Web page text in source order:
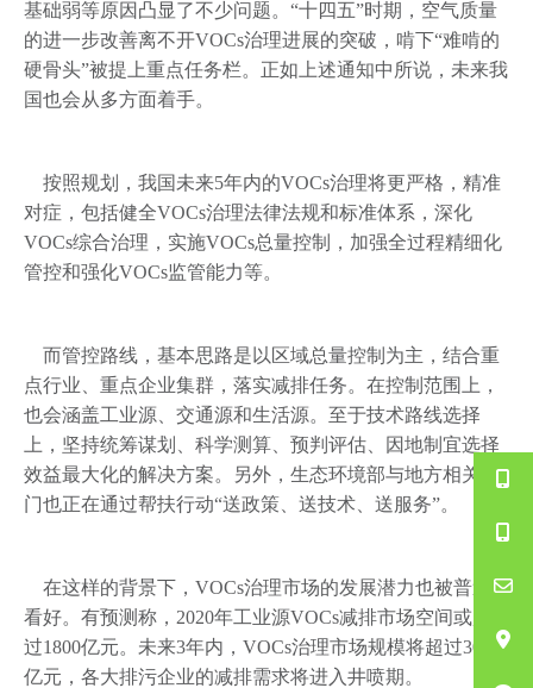
基础弱等原因凸显了不少问题。“十四五”时期，空气质量
的进一步改善离不开VOCs治理进展的突破，啃下“难啃的
硬骨头”被提上重点任务栏。正如上述通知中所说，未来我
国也会从多方面着手。
按照规划，我国未来5年内的VOCs治理将更严格，精准
对症，包括健全VOCs治理法律法规和标准体系，深化
VOCs综合治理，实施VOCs总量控制，加强全过程精细化
管控和强化VOCs监管能力等。
而管控路线，基本思路是以区域总量控制为主，结合重
点行业、重点企业集群，落实减排任务。在控制范围上，
也会涵盖工业源、交通源和生活源。至于技术路线选择
上，坚持统筹谋划、科学测算、预判评估、因地制宜选择
效益最大化的解决方案。另外，生态环境部与地方相关部
门也正在通过帮扶行动“送政策、送技术、送服务”。
在这样的背景下，VOCs治理市场的发展潜力也被普遍
看好。有预测称，2020年工业源VOCs减排市场空间或超
过1800亿元。未来3年内，VOCs治理市场规模将超过3000
亿元，各大排污企业的减排需求将进入井喷期。